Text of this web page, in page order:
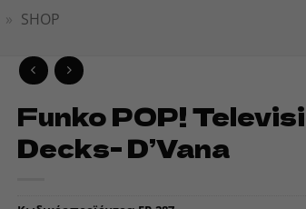
» SHOP
Funko POP!
Decks- D’Vana